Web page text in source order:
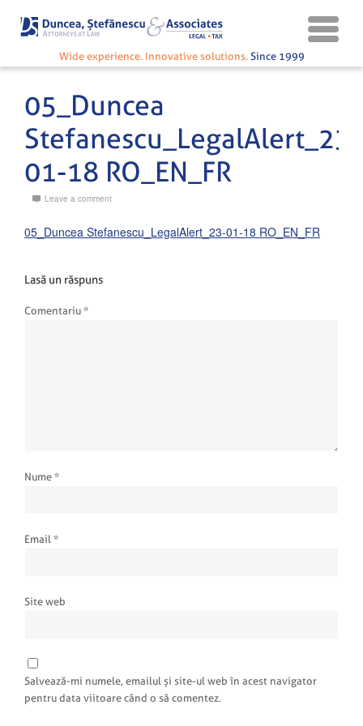
Wide experience. Innovative solutions. Since 1999
05_Duncea
Stefanescu_LegalAlert_23-
01-18 RO_EN_FR
Leave a comment
05_Duncea Stefanescu_LegalAlert_23-01-18 RO_EN_FR
Lasă un răspuns
Comentariu *
Nume *
Email *
Site web
Salvează-mi numele, emailul și site-ul web în acest navigator
pentru data viitoare când o să comentez.